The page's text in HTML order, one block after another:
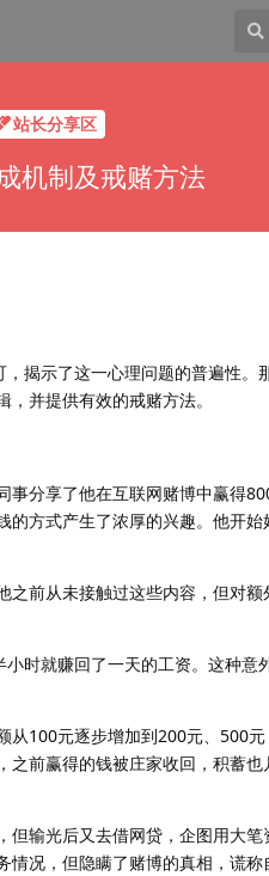
站长分享区
机制及戒赌方法
揭示了这一心理问题的普遍性。
并提供有效的戒赌方法。
分享了他在互联网赌博中赢得
方式产生了浓厚的兴趣。他开
前从未接触过这些内容，但对
时就赚回了一天的工资。这种意
100元逐步增加到200元、500
前赢得的钱被庄家收回，积蓄也
输光后又去借网贷，企图用大笔
况，但隐瞒了赌博的真相，谎